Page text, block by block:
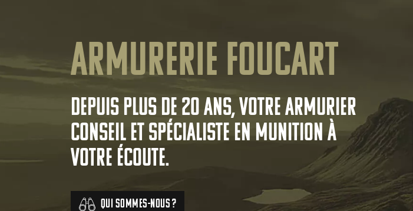
Armurerie Foucart
Depuis plus de 20 ans, votre armurier
conseil et spécialiste en munition à
votre écoute.
Qui sommes-nous ?